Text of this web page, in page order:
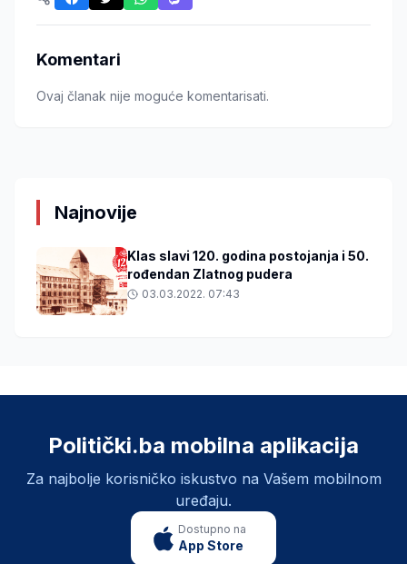
Komentari
Ovaj članak nije moguće komentarisati.
Najnovije
Klas slavi 120. godina postojanja i 50.
rođendan Zlatnog pudera
03.03.2022. 07:43
Politički.ba mobilna aplikacija
Za najbolje korisničko iskustvo na Vašem mobilnom
uređaju.
Dostupno na
App Store